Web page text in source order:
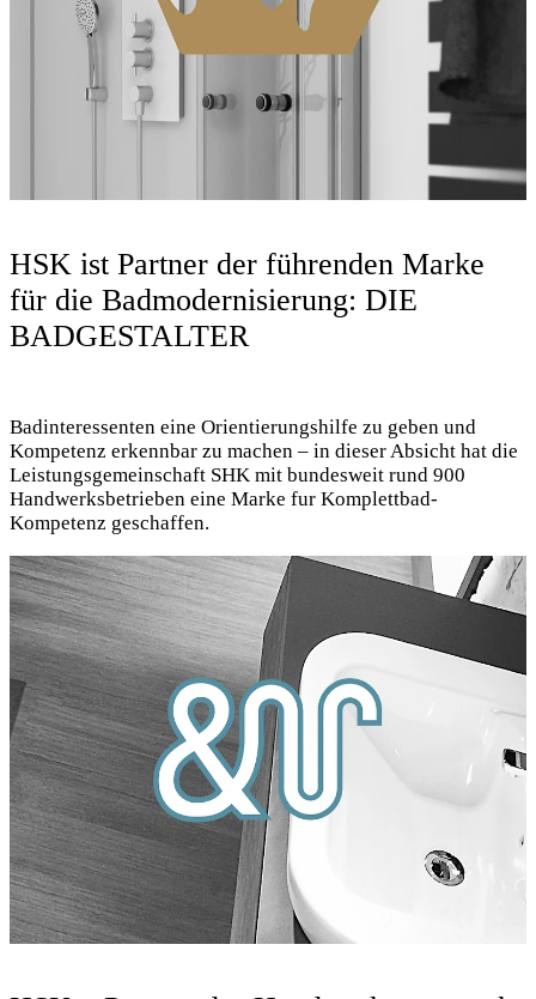
HSK ist Partner der führenden Marke
für die Badmodernisierung: DIE
BADGESTALTER
Badinteressenten eine Orientierungshilfe zu geben und
Kompetenz erkennbar zu machen – in dieser Absicht hat die
Leistungsgemeinschaft SHK mit bundesweit rund 900
Handwerksbetrieben eine Marke fur Komplettbad-
Kompetenz geschaffen.